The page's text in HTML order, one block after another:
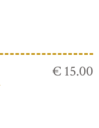
€ 15.00